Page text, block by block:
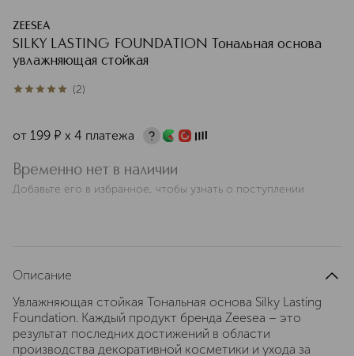
ZEESEA
SILKY LASTING FOUNDATION Тональная основа
увлажняющая стойкая
5из 52 (2)
от 199 ¤ х 4 платежа
Временно нет в наличии
Добавьте его в избранное, чтобы узнать о поступлении
Описание
Увлажняющая стойкая Тональная основа Silky Lasting
Foundation. Каждый продукт бренда Zeesea – это
результат последних достижений в области
производства декоративной косметики и ухода за